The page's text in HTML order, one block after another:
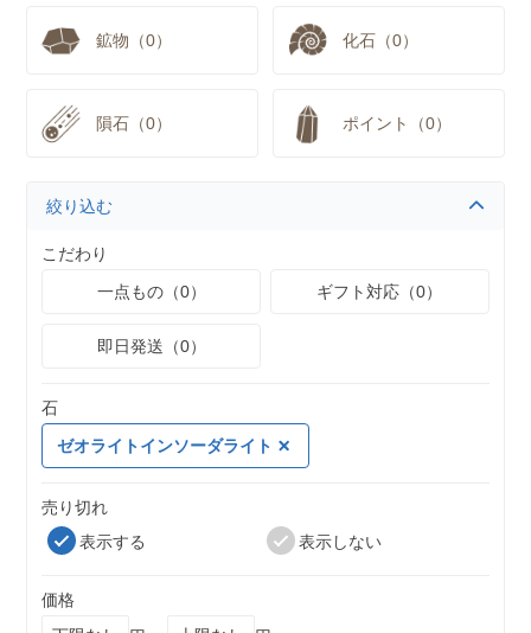
鉱物（0） 化石（0）
隕石（0） ポイント（0）
絞り込む
こだわり
一点もの（0）
ギフト対応（0）
即日発送（0）
石
ゼオライトインソーダライト
売り切れ
表示する
表示しない
価格